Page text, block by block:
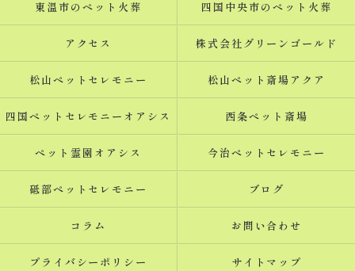
東温市のペット火葬 四国中央市のペット火葬
アクセス 株式会社グリーンゴールド
松山ペットセレモニー 松山ペット斎場アクア
四国ペットセレモニーオアシス 西条ペット斎場
ペット霊園オアシス 今治ペットセレモニー
砥部ペットセレモニー ブログ
コラム お問い合わせ
プライバシーポリシー サイトマップ